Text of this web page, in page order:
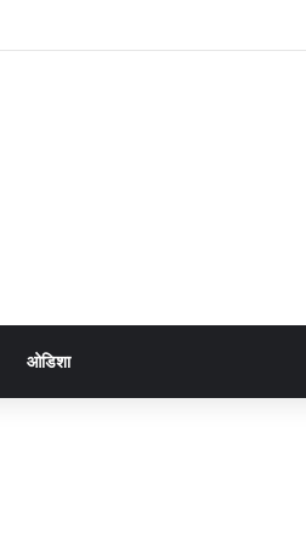
की चपेट में; चालक फरार
ओडिशा